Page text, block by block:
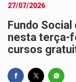
27/07/2026
Fundo
nesta terça-
cursos